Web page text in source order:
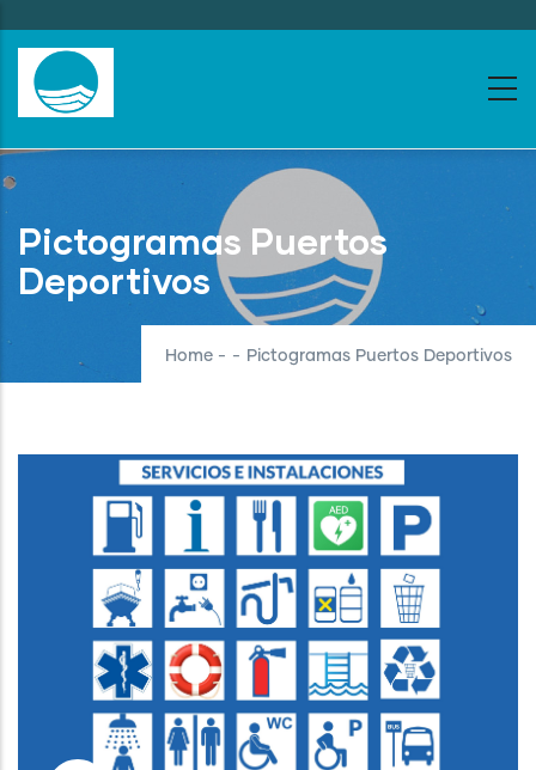
to
main
content
Pictogramas Puertos
Deportivos
Home - - Pictogramas Puertos Deportivos